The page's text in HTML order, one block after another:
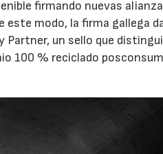
firmando nuevas
este modo, la firma gallega
un sello que
100 % reciclado